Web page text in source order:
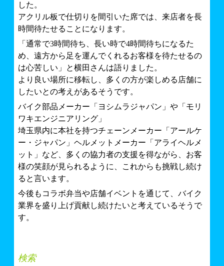
した。
アクリル板で仕切りを間引いた席では、来店者を長
時間待たせることになります。
「通常で3時間待ち、長い時で4時間待ちになるた
め、遠方から足を運んでくれるお客様を待たせるの
は心苦しい」と横田さんは語りました。
より良い場所に移転し、多くの方が楽しめる店舗に
したいとの考えがあるそうです。
バイク部品メーカー「ヨシムラジャパン」や「モリ
ワキエンジニアリング」
埼玉県内に本社を持つチェーンメーカー「アールケ
ー・ジャパン」ヘルメットメーカー「アライヘルメ
ット」など、多くの協力者の支援を得ながら、お客
様の笑顔が見られるように、これからも挑戦し続け
ると言います。
今後もコラボ弁当や店舗イベントを通じて、バイク
業界を盛り上げ貢献し続けたいと考えているそうで
す。
検索